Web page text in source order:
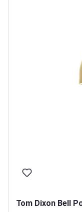
Tom Dixon Bell